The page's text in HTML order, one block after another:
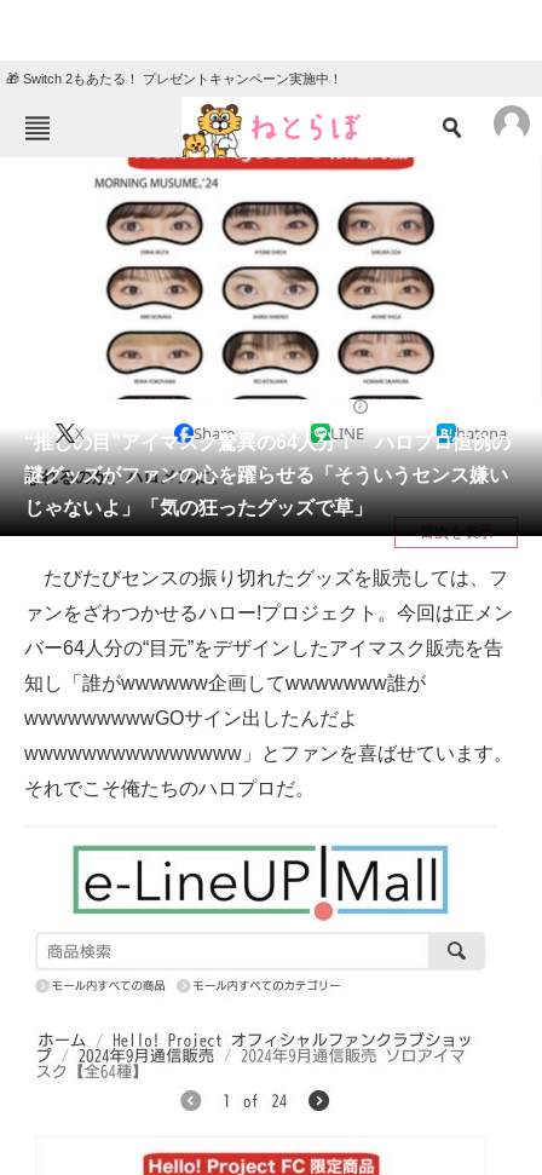
🎁 Switch 2もあたる！ プレゼントキャンペーン実施中！
ねとらぼメニュー
ニュース
クイズ
地域
教育・育児
リサーチ
会員記事
メディア
注目記事を集めた総合ページ
ITの今と未来を見通す
スマホと通信の最新トレンド
進化するPCとデバイスの未来
好きが集まる 比べて選べる
ビジネスと働き方のヒント
AI活用のいまが分かる
企業ITのトレンドを詳説
経営リーダーのコミュニティ
ITエンジニア向け専門サイト
企業向けIT製品の総合サイト
IT製品の技術・比較・事例
“推しの目”アイマスク驚異の64人分！ ハロプロ恒例の
謎グッズがファンの心を躍らせる「そういうセンス嫌い
じゃないよ」「気の狂ったグッズで草」
X Share LINE hatena
なれるのか、ハロメンに。
目次を表示
たびたびセンスの振り切れたグッズを販売しては、フ
ァンをざわつかせるハロー!プロジェクト。今回は正メン
バー64人分の“目元”をデザインしたアイマスク販売を告
知し「誰がwwwwww企画してwwwwwww誰が
wwwwwwwwwGOサイン出したんだよ
wwwwwwwwwwwwwww」とファンを喜ばせています。
それでこそ俺たちのハロプロだ。